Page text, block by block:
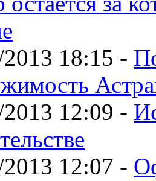
18:15 -
12:09 -
12:07 -